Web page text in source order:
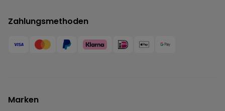
Zahlungsmethoden
Marken